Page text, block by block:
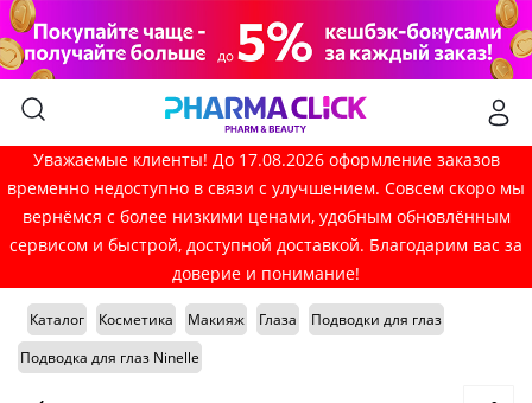
Уважаемые клиенты! До 17.08.2026 оформление заказов
временно недоступно в связи с улучшением. Совсем скоро мы
вернёмся с более низкими ценами, удобным обновлённым
сервисом и быстрой, доступной доставкой. Благодарим вас за
доверие и понимание!
Каталог Косметика Макияж Глаза
Подводки для глаз
Подводка для глаз Ninelle